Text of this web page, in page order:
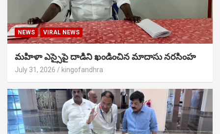
NEWS VIRAL NEWS
మహిళా ఎస్సైపై దాడిని ఖండించిన మాదాసు నరసింహ
July 31, 2026 kingofandhra